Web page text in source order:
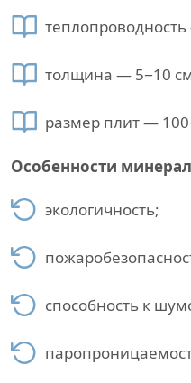
толщина — 5−10
размер плит —
Особенности
экологичность;
способность к